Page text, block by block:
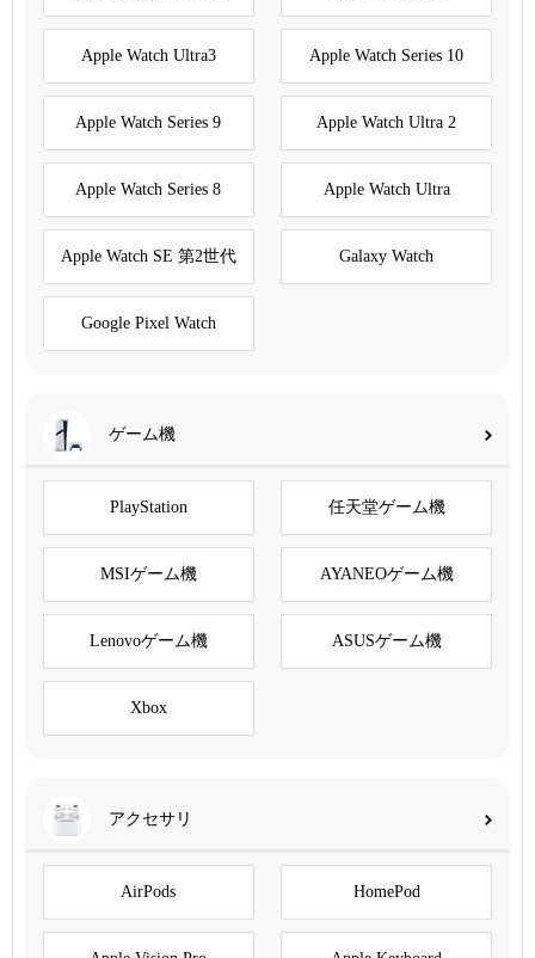
Apple Watch Ultra3 Apple Watch Series 10
Apple Watch Series 9 Apple Watch Ultra 2
Apple Watch Series 8 Apple Watch Ultra
Apple Watch SE 第2世代 Galaxy Watch
Google Pixel Watch
ゲーム機
PlayStation 任天堂ゲーム機
MSIゲーム機 AYANEOゲーム機
Lenovoゲーム機 ASUSゲーム機
Xbox
アクセサリ
AirPods HomePod